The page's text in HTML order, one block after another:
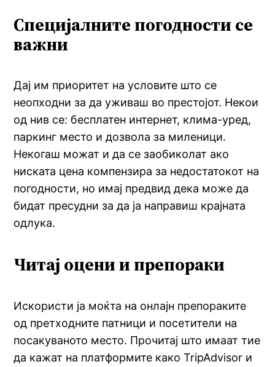
Специјалните погодности се
важни
Дај им приоритет на условите што се
неопходни за да уживаш во престојот. Некои
од нив се: бесплатен интернет, клима-уред,
паркинг место и дозвола за миленици.
Некогаш можат и да се заобиколат ако
ниската цена компензира за недостатокот на
погодности, но имај предвид дека може да
бидат пресудни за да ја направиш крајната
одлука.
Читај оцени и препораки
Искористи ја моќта на онлајн препораките
од претходните патници и посетители на
посакуваното место. Прочитај што имаат тие
да кажат на платформите како TripAdvisor и